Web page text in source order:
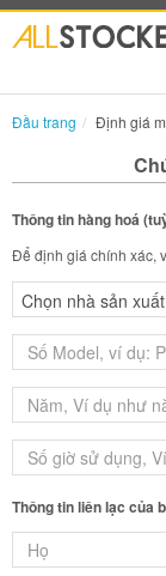
Đầu trang Định giá
Thông tin hàng hoá
Để định giá chính xác,
Thông tin liên lạc của